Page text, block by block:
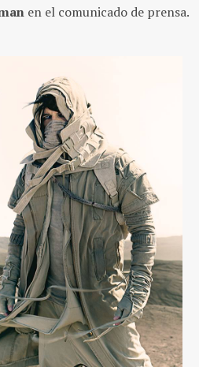
en el comunicado de prensa.